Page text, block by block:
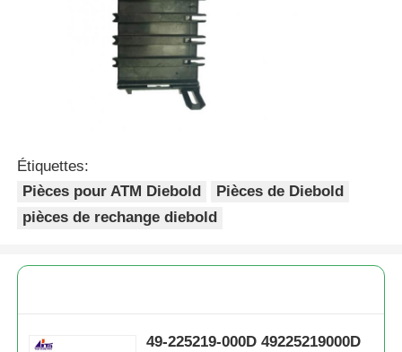
Étiquettes:
Pièces pour ATM Diebold
Pièces de Diebold
pièces de rechange diebold
49-225219-000D 49225219000D